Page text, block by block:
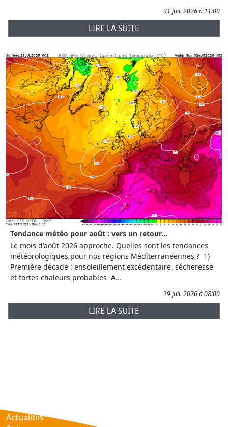
31 juil. 2026 à 11:00
LIRE LA SUITE
Tendance météo pour août : vers un retour...
Le mois d'août 2026 approche. Quelles sont les tendances
météorologiques pour nos régions Méditerranéennes ? 1)
Première décade : ensoleillement excédentaire, sécheresse
et fortes chaleurs probables A...
29 juil. 2026 à 08:00
LIRE LA SUITE
Actualités